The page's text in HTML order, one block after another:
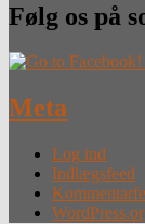
Følg os på
Meta
Log ind
Indlægsfeed